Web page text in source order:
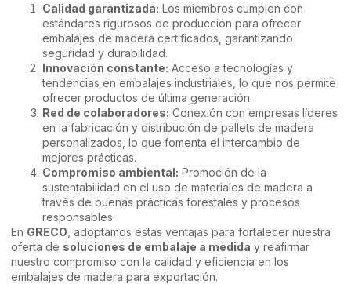
Calidad garantizada: Los miembros cumplen con
estándares rigurosos de producción para ofrecer
embalajes de madera certificados, garantizando
seguridad y durabilidad.
Innovación constante: Acceso a tecnologías y
tendencias en embalajes industriales, lo que nos permite
ofrecer productos de última generación.
Red de colaboradores: Conexión con empresas líderes
en la fabricación y distribución de pallets de madera
personalizados, lo que fomenta el intercambio de
mejores prácticas.
Compromiso ambiental: Promoción de la
sustentabilidad en el uso de materiales de madera a
través de buenas prácticas forestales y procesos
responsables.
En GRECO , adoptamos estas ventajas para fortalecer nuestra
oferta de soluciones de embalaje a medida y reafirmar
nuestro compromiso con la calidad y eficiencia en los
embalajes de madera para exportación.